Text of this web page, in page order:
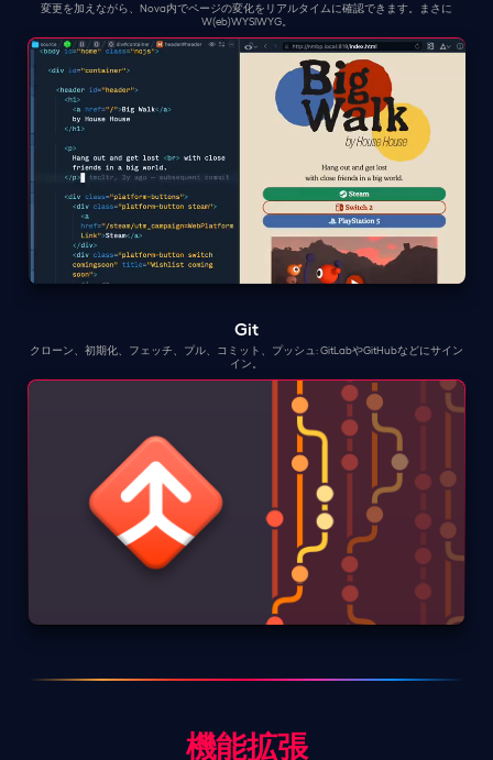
変更を加えながら、Nova内でページの変化をリアルタイムに確認できます。まさに
W(eb)WYSIWYG。
Git
クローン、初期化、フェッチ、プル、コミット、プッシュ: GitLabやGitHubなどにサイン
イン。
機能拡張